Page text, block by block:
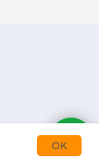
OK